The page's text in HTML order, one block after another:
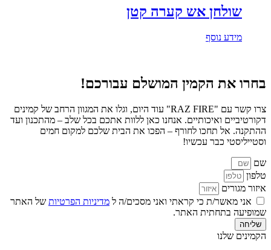
שולחן אש קערה קטן
מידע נוסף
בחרו את הקמין המושלם עבורכם!
צרו קשר עם "RAZ FIRE" עוד היום, וגלו את המגוון הרחב של קמינים
דקורטיביים ואיכותיים. אנחנו כאן ללוות אתכם בכל שלב – מהתכנון ועד
ההתקנה. אל תחכו לחורף – הפכו את הבית שלכם למקום חמים
וסטייליסטי כבר עכשיו!
שם
טלפון
איזור מגורים
אני מאשר/ת כי קראתי ואני מסכים/ה ל מדיניות הפרטיות של האתר
שמופיעה בתחתית האתר.
שליחה
הקמינים שלנו